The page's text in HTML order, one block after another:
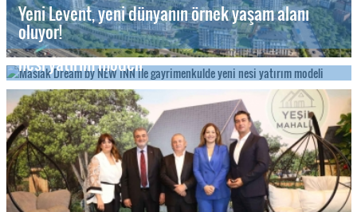
Yeni Levent, yeni dünyanın örnek yaşam alanı
oluyor!
Maslak Dream by NEW INN ile gayrimenkulde yeni
nesi yatırım modeli